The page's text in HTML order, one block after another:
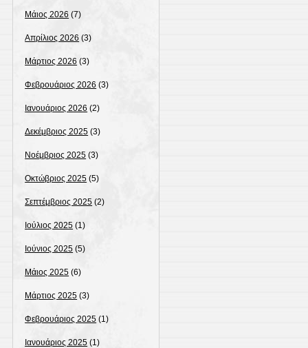
Μάιος 2026 (7)
Απρίλιος 2026 (3)
Μάρτιος 2026 (3)
Φεβρουάριος 2026 (3)
Ιανουάριος 2026 (2)
Δεκέμβριος 2025 (3)
Νοέμβριος 2025 (3)
Οκτώβριος 2025 (5)
Σεπτέμβριος 2025 (2)
Ιούλιος 2025 (1)
Ιούνιος 2025 (5)
Μάιος 2025 (6)
Μάρτιος 2025 (3)
Φεβρουάριος 2025 (1)
Ιανουάριος 2025 (1)